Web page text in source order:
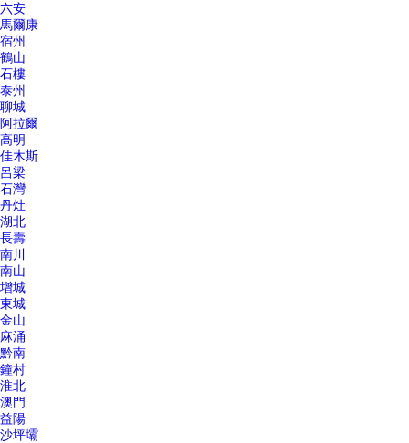
六安
馬爾康
宿州
鶴山
石樓
泰州
聊城
阿拉爾
高明
佳木斯
呂梁
石灣
丹灶
湖北
長壽
南川
南山
增城
東城
金山
麻涌
黔南
鐘村
淮北
澳門
益陽
沙坪壩